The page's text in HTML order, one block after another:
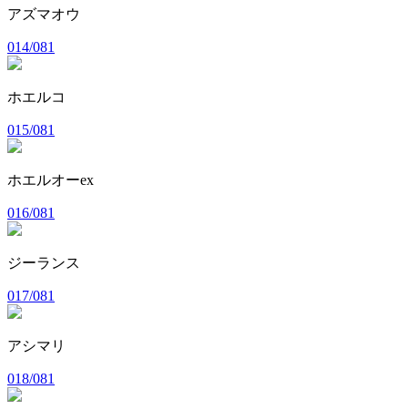
アズマオウ
014/081
ホエルコ
015/081
ホエルオーex
016/081
ジーランス
017/081
アシマリ
018/081